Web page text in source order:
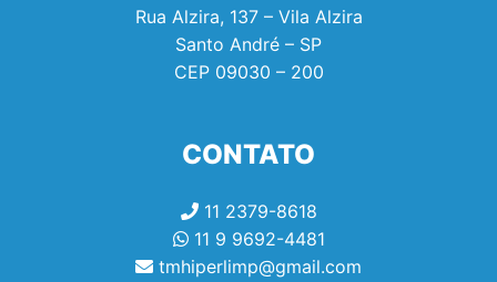
Rua Alzira, 137 – Vila Alzira
Santo André – SP
CEP 09030 – 200
CONTATO
11 2379-8618
11 9 9692-4481
tmhiperlimp@gmail.com